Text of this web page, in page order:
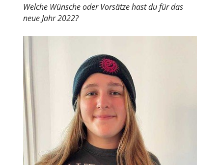
Welche Wünsche oder Vorsätze hast du für das
neue Jahr 2022?